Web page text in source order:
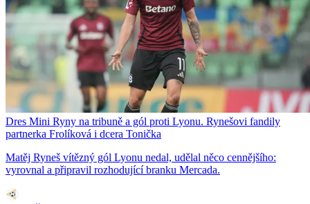
Dres Mini Ryny na tribuně a gól proti Lyonu. Rynešovi fandily
partnerka Frolíková i dcera Tonička
Matěj Ryneš vítězný gól Lyonu nedal, udělal něco cennějšího:
vyrovnal a připravil rozhodující branku Mercada.